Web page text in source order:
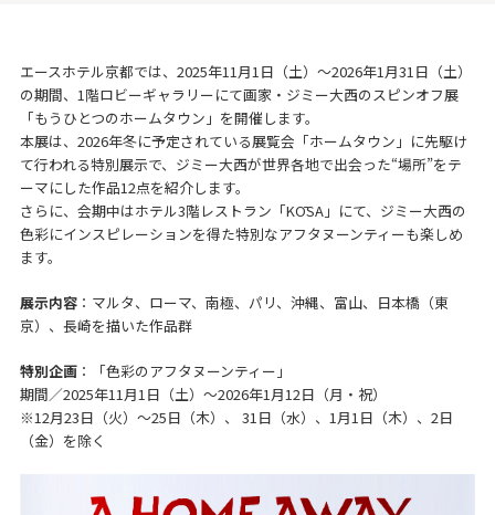
エースホテル京都では、2025年11月1日（土）～2026年1月31日（土）
の期間、1階ロビーギャラリーにて画家・ジミー大西のスピンオフ展
「もうひとつのホームタウン」を開催します。
本展は、2026年冬に予定されている展覧会「ホームタウン」に先駆け
て行われる特別展示で、ジミー大西が世界各地で出会った“場所”をテ
ーマにした作品12点を紹介します。
さらに、会期中はホテル3階レストラン「KŌSA」にて、ジミー大西の
色彩にインスピレーションを得た特別なアフタヌーンティーも楽しめ
ます。
展示内容：マルタ、ローマ、南極、パリ、沖縄、富山、日本橋（東
京）、長崎を描いた作品群
特別企画：「色彩のアフタヌーンティー」
期間／2025年11月1日（土）～2026年1月12日（月・祝）
※12月23日（火）〜25日（木）、 31日（水）、1月1日（木）、2日
（金）を除く